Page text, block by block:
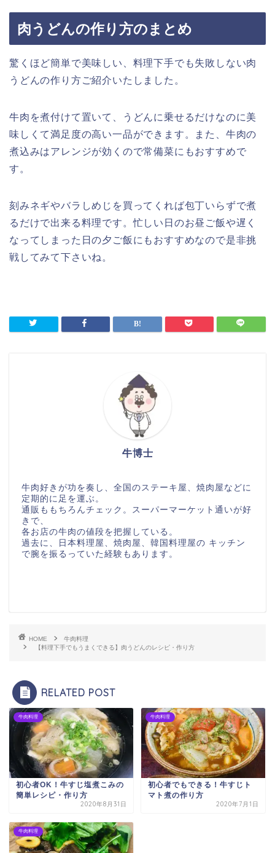
肉うどんの作り方のまとめ
驚くほど簡単で美味しい、料理下手でも失敗しない肉
うどんの作り方ご紹介いたしました。
牛肉を煮付けて置いて、うどんに乗せるだけなのに美
味しくて満足度の高い一品ができます。また、牛肉の
煮込みはアレンジが効くので常備菜にもおすすめで
す。
刻みネギやバラしめじを買ってくれば包丁いらずで煮
るだけで出来る料理です。忙しい日のお昼ご飯や遅く
なってしまった日の夕ご飯にもおすすめなので是非挑
戦してみて下さいね。
牛博士
牛肉好きが功を奏し、全国のステーキ屋、焼肉屋などに
定期的に足を運ぶ。
通販ももちろんチェック。スーパーマーケット通いが好
きで、
各お店の牛肉の値段を把握している。
過去に、日本料理屋、焼肉屋、韓国料理屋の キッチン
で腕を振るっていた経験もあります。
HOME
牛肉料理
【料理下手でもうまくできる】肉うどんのレシピ・作り方
RELATED POST
牛肉料理
初心者OK！牛すじ塩煮こみの
簡単レシピ・作り方
2020年8月31日
牛肉料理
初心者でもできる！牛すじト
マト煮の作り方
2020年7月1日
牛肉料理